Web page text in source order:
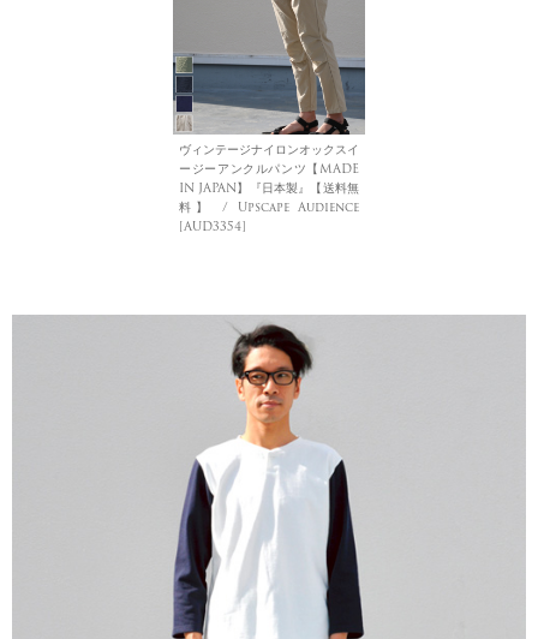
ヴィンテージナイロンオックスイ
ージーアンクルパンツ【MADE
IN JAPAN】『日本製』【送料無
料】 / Upscape Audience
[AUD3354]